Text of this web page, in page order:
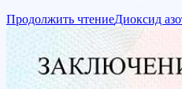
Продолжить чтениеДиоксид